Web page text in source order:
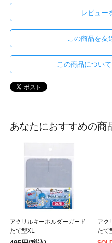
レビュー
この商品を友
この商品につい
あなたにおすすめの商
アクリルキーホルダーガード
たて型XL
アク
たて